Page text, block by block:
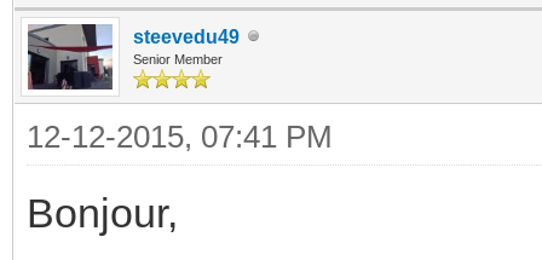
steevedu49
Senior Member
12-12-2015, 07:41 PM
Bonjour,